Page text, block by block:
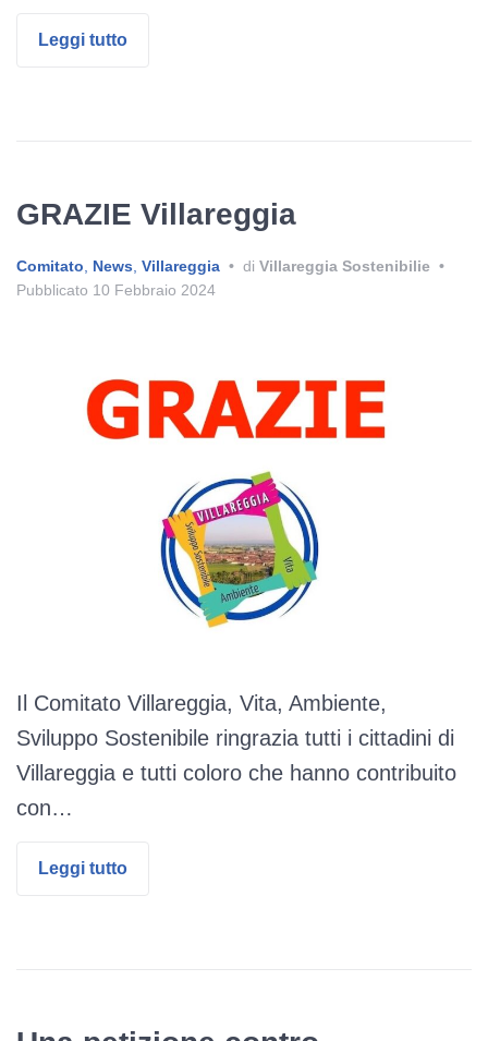
Leggi tutto
GRAZIE Villareggia
Comitato News Villareggia • di Villareggia Sostenibilie •
Pubblicato 10 Febbraio 2024
Il Comitato Villareggia, Vita, Ambiente,
Sviluppo Sostenibile ringrazia tutti i cittadini di
Villareggia e tutti coloro che hanno contribuito
con…
Leggi tutto